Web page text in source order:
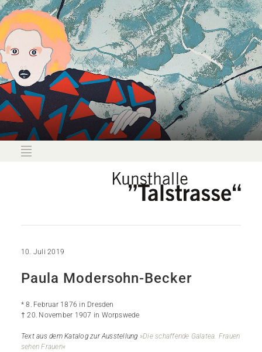
10. Juli 2019
Paula Modersohn-Becker
* 8. Februar 1876 in Dresden
† 20. November 1907 in Worpswede
Text aus dem Katalog zur Ausstellung »Die schaffende Galatea. Frauen
sehen Frauen«